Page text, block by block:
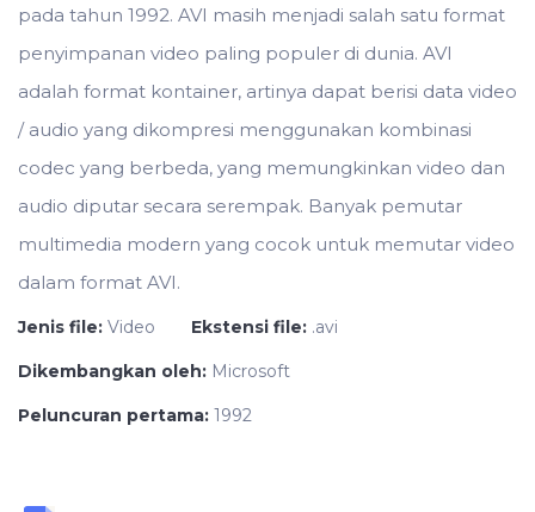
pada tahun 1992. AVI masih menjadi salah satu format
penyimpanan video paling populer di dunia. AVI
adalah format kontainer, artinya dapat berisi data video
/ audio yang dikompresi menggunakan kombinasi
codec yang berbeda, yang memungkinkan video dan
audio diputar secara serempak. Banyak pemutar
multimedia modern yang cocok untuk memutar video
dalam format AVI.
Jenis file: Video Ekstensi file: .avi
Dikembangkan oleh: Microsoft
Peluncuran pertama: 1992